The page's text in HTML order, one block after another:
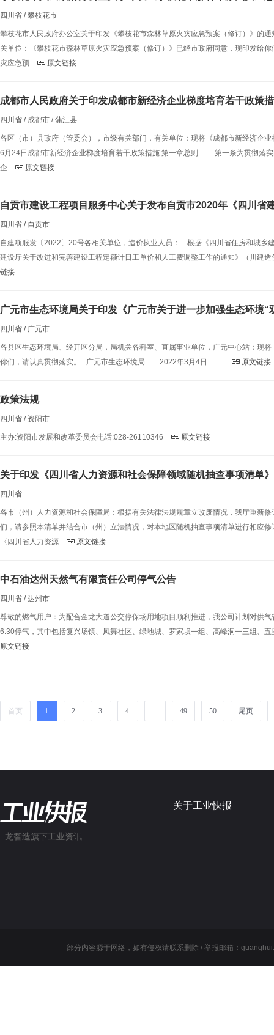
四川省 / 攀枝花市
攀枝花市人民政府办公室关于印发《攀枝花市森林草原火灾应急预案（修订）》的
关单位：《攀枝花市森林草原火灾应急预案（修订）》已经市政府同意，现印发给
灾应急预
原文链接
成都市人民政府关于印发成都市新经济企业梯度培育若干政策
四川省 / 成都市 / 蒲江县
各区（市）县政府（管委会），市级有关部门，有关单位：现将《成都市新经济企
6月24日成都市新经济企业梯度培育若干政策措施 第一章总则 第一条为贯彻落实
企
原文链接
自贡市建设工程项目服务中心关于发布自贡市2020年《四川省
四川省 / 自贡市
自建项服发〔2022〕20号各相关单位，造价执业人员： 根据《四川省住房和城乡
建设厅关于改进和完善建设工程定额计日工单价和人工费调整工作的通知》（川建
链接
广元市生态环境局关于印发《广元市关于进一步加强生态环境
四川省 / 广元市
各县区生态环境局、经开区分局，局机关各科室、直属事业单位，广元中心站：现
原文链接
政策法规
四川省 / 资阳市
主办:资阳市发展和改革委员会电话:028-26110346 原文链接
关于印发《四川省人力资源和社会保障领域随机抽查事项清单
四川省
各市（州）人力资源和社会保障局：根据有关法律法规规章立改废情况，我厅重新
们，请参照本清单并结合市（州）立法情况，对本地区随机抽查事项清单进行相应
〈四川省人力资源
原文链接
中石油达州天然气有限责任公司停气公告
四川省 / 达州市
尊敬的燃气用户：为配合金龙大道公交停保场用地项目顺利推进，我公司计划对供
6:30停气，其中包括复兴场镇、凤舞社区、绿地城、罗家坝一组、高峰洞一三组、
原文链接
首页 1 2 3 4 ... 49 50 尾页
龙智造旗下工业资讯
关于工业快报
部分内容源于网络，如有侵权请联系删除 / 举报邮箱：